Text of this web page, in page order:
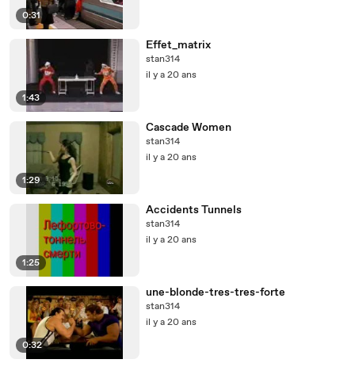
0:31
1:43
Effet_matrix
stan314
il y a 20 ans
1:29
Cascade Women
stan314
il y a 20 ans
1:25
Accidents Tunnels
stan314
il y a 20 ans
0:32
une-blonde-tres-tres-forte
stan314
il y a 20 ans